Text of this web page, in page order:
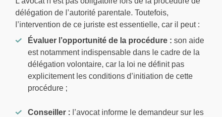
délégation de l’autorité parentale. Toutefois,
l’intervention de ce juriste est essentielle, car il peut :
Évaluer l’opportunité de la procédure : son aide
est notamment indispensable dans le cadre de la
délégation volontaire, car la loi ne définit pas
explicitement les conditions d’initiation de cette
procédure ;
Conseiller : l’avocat informe le demandeur sur les